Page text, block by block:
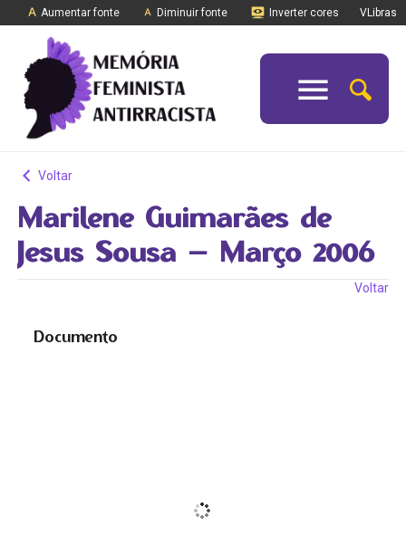
Aumentar fonte Diminuir fonte Inverter cores VLibras
Voltar
Marilene Guimarães de
Jesus Sousa – Março 2006
Voltar
Documento